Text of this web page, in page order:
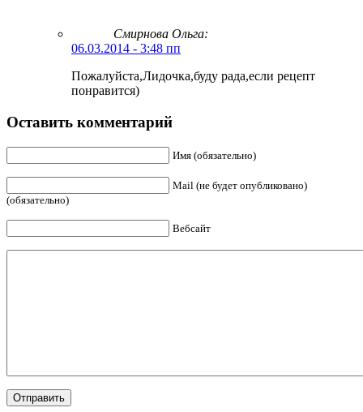
Смирнова Ольга:
06.03.2014 - 3:48 пп
Пожалуйста,Лидочка,буду рада,если рецепт
понравится)
Оставить комментарий
Имя (обязательно)
Mail (не будет опубликовано)
(обязательно)
Вебсайт